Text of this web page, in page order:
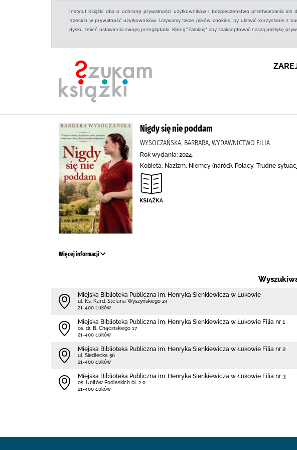
Instytut Książki dba o ochronę prywatności użytkowników i bezpieczeństwo przetwarzania
trzecich w prywatność użytkowników. Używamy także plików cookies, by ułatwić korzystanie z
dysku zmień ustawienia swojej przeglądarki. Kliknij "Zamknij" aby zaakceptować naszą politykę
Nigdy się nie poddam
WYSOCZAŃSKA, BARBARA, WYDAWNICTWO FILIA
Rok wydania: 2024.
Kobieta, Nazizm, Niemcy (naród), Polacy, Trudne
Więcej informacji
Miejska Biblioteka Publiczna im. Henryka Sienkiewicza w Łukowie
ul. Ks. Kard. Stefana Wyszyńskiego 24
21-400 Łuków
Miejska Biblioteka Publiczna im. Henryka Sienkiewicza w Łukowie Filia nr 1
os. dr. B. Chącińskiego 17
21-400 Łuków
Miejska Biblioteka Publiczna im. Henryka Sienkiewicza w Łukowie Filia nr 2
ul. Siedlecka 56
21-400 Łuków
Miejska Biblioteka Publiczna im. Henryka Sienkiewicza w Łukowie Filia nr 3
os. Unitów Podlaskich bl. 2 0
21-400 Łuków